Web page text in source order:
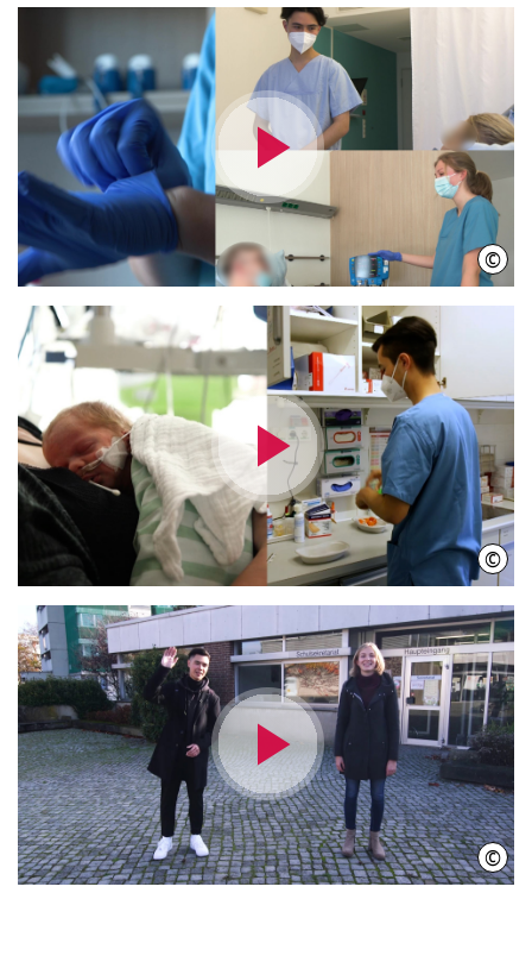
Video
abspielen
©
Video
abspielen
©
Video
abspielen
©